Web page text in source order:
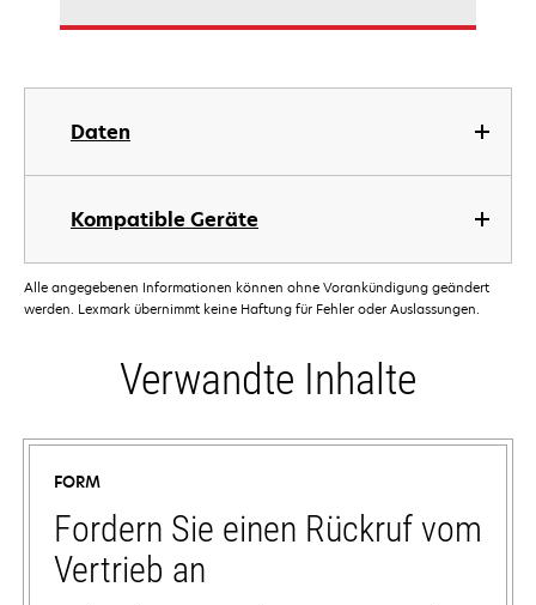
Daten
Kompatible Geräte
Alle angegebenen Informationen können ohne Vorankündigung geändert
werden. Lexmark übernimmt keine Haftung für Fehler oder Auslassungen.
Verwandte Inhalte
FORM
Fordern Sie einen Rückruf vom
Vertrieb an